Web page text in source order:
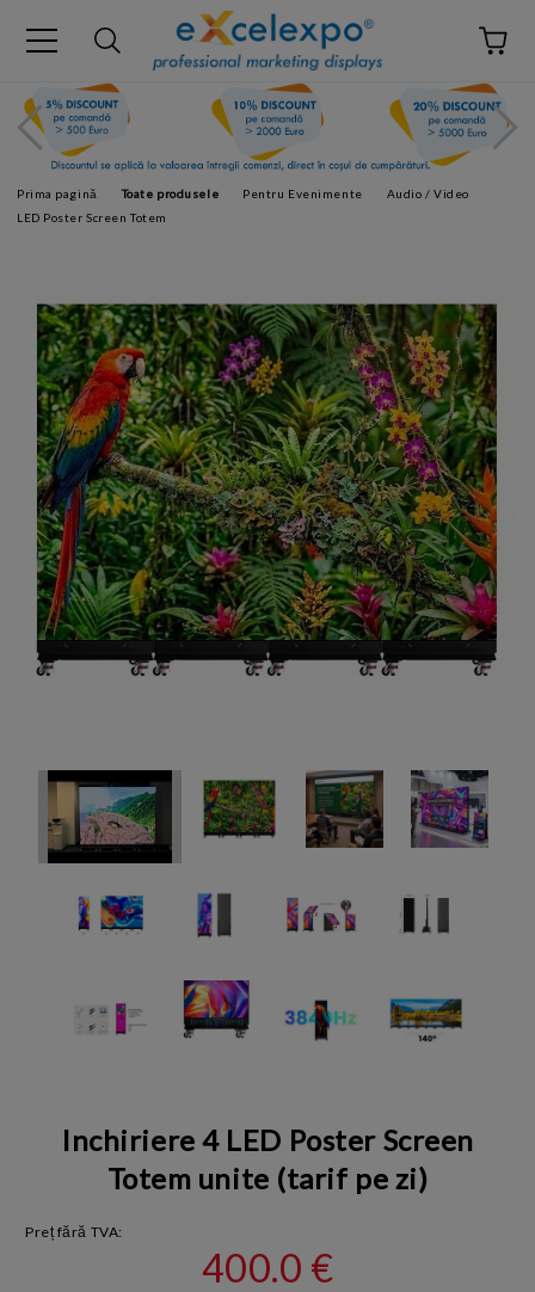
Prima pagină Toate produsele Pentru Evenimente
Audio / Video
LED Poster Screen Totem
Inchiriere 4 LED Poster Screen
Totem unite (tarif pe zi)
Preț fără TVA:
400.0 €